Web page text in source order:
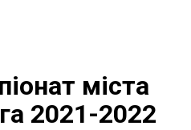
міста
2021-2022